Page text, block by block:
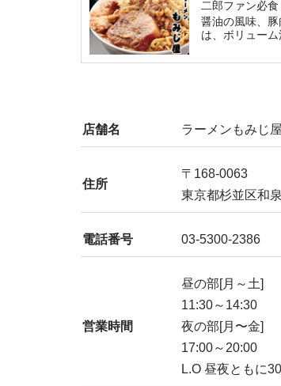
二郎ファン必
醤油の風味、
は、ボリュー
店舗名 ラーメンもみじ屋
住所
〒168-0063
東京都杉並区和
電話番号 03-5300-2386
営業時間
昼の部[月～土]
11:30～14:30
夜の部[月〜金]
17:00～20:00
L.O 昼夜ともに